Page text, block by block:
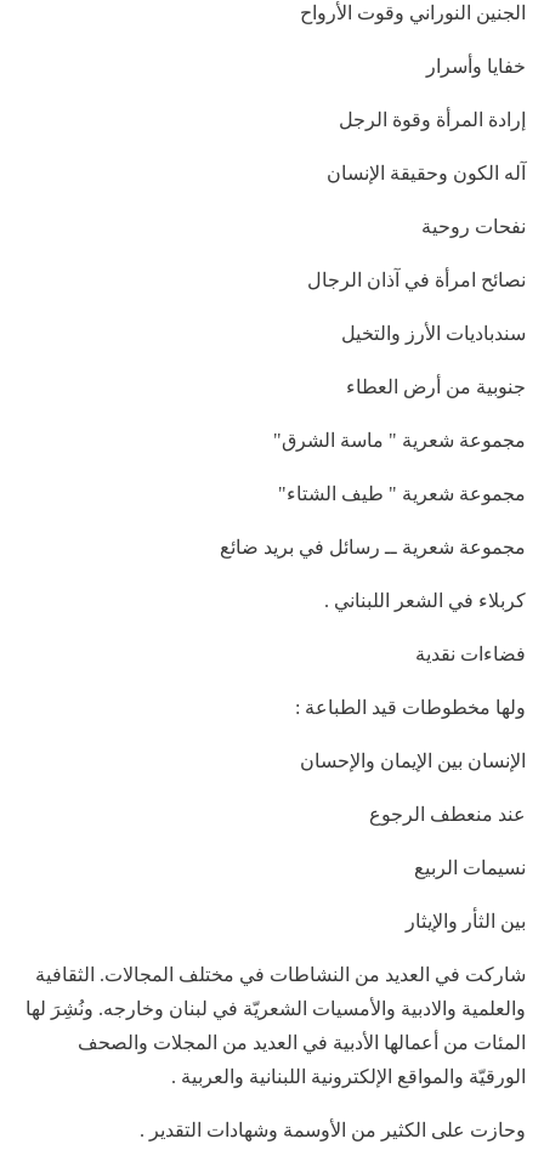
الجنين النوراني وقوت الأرواح
خفايا وأسرار
إرادة المرأة وقوة الرجل
آله الكون وحقيقة الإنسان
نفحات روحية
نصائح امرأة في آذان الرجال
سندباديات الأرز والتخيل
جنوبية من أرض العطاء
مجموعة شعرية " ماسة الشرق"
مجموعة شعرية " طيف الشتاء"
مجموعة شعرية ــ رسائل في بريد ضائع
كربلاء في الشعر اللبناني .
فضاءات نقدية
ولها مخطوطات قيد الطباعة :
الإنسان بين الإيمان والإحسان
عند منعطف الرجوع
نسيمات الربيع
بين الثأر والإيثار
شاركت في العديد من النشاطات في مختلف المجالات. الثقافية
والعلمية والادبية والأمسيات الشعريّة في لبنان وخارجه. ونُشِرَ لها
المئات من أعمالها الأدبية في العديد من المجلات والصحف
الورقيّة والمواقع الإلكترونية اللبنانية والعربية .
وحازت على الكثير من الأوسمة وشهادات التقدير .